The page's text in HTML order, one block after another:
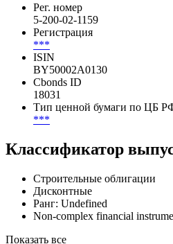
Рег. номер
5-200-02-1159
Регистрация
***
ISIN
BY50002A0130
Cbonds ID
18031
Тип ценной бумаги по ЦБ
***
Классификатор
Строительные облигации
Дисконтные
Ранг: Undefined
Non-complex financial
Показать все